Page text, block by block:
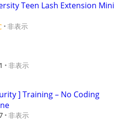
Teen Lash Extension Mini
非表示
非表示
] Training – No Coding
非表示